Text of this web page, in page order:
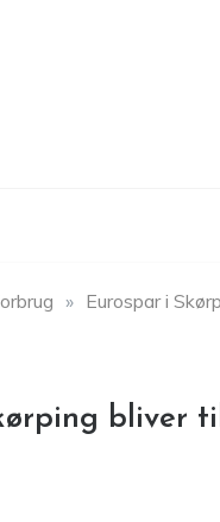
» Eurospar i
bliver